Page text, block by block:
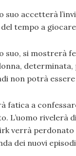
suo accetterà
tempo a
suo, si mostrerà
non potrà
fatica a
L’uomo
verrà
dei nuovi